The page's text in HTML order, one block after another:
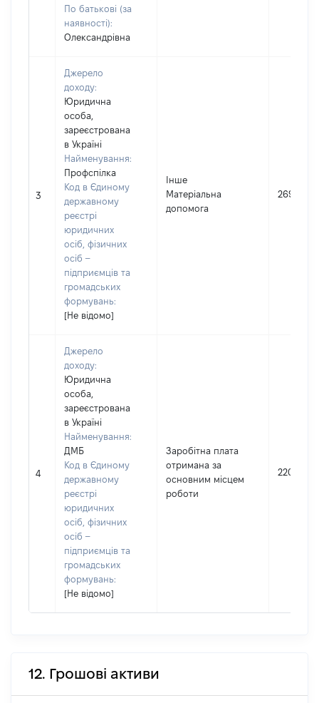
По батькові (за
наявності):
Олександрівна
3
Джерело
доходу:
Юридична
особа,
зареєстрована
в Україні
Найменування:
Профспілка
Код в Єдиному
державному
реєстрі
юридичних
осіб, фізичних
осіб –
підприємців та
громадських
формувань:
[Не відомо]
Інше
Матеріальна
допомога
2690
4
Джерело
доходу:
Юридична
особа,
зареєстрована
в Україні
Найменування:
ДМБ
Код в Єдиному
державному
реєстрі
юридичних
осіб, фізичних
осіб –
підприємців та
громадських
формувань:
[Не відомо]
Заробітна плата
отримана за
основним місцем
роботи
220213
12. Грошові активи